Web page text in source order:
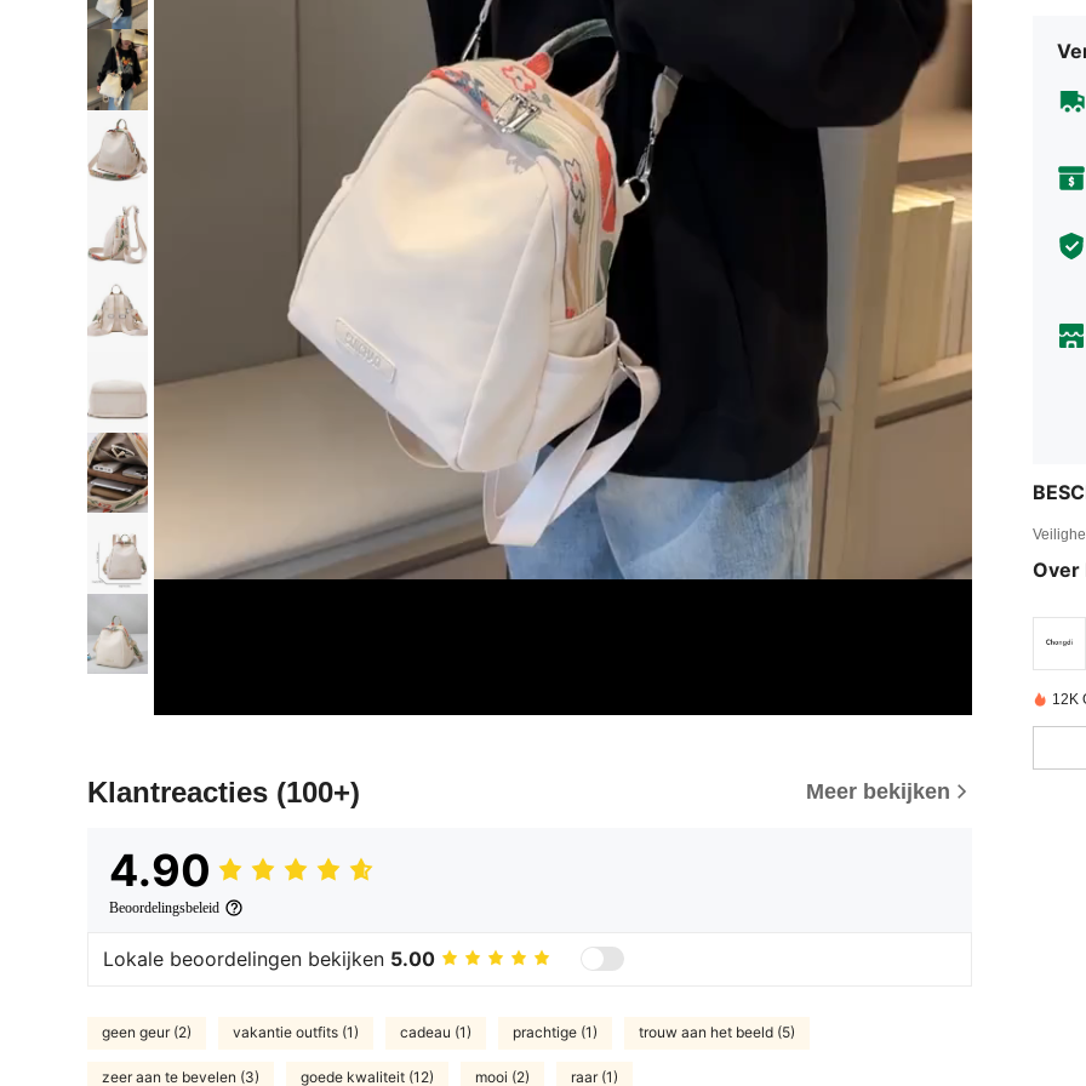
Klantreacties (100+) Meer bekijken
4.90
Beoordelingsbeleid
Lokale beoordelingen bekijken 5.00
geen geur (2) vakantie outfits (1) cadeau (1) prachtige (1) trouw aan het beeld (5)
zeer aan te bevelen (3) goede kwaliteit (12) mooi (2) raar (1)
Over
12K